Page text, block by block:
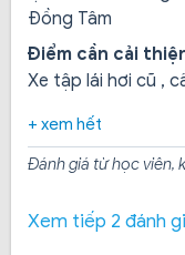
Mục tiêu đào tạo
Đồng Tâm
Đồng Tâm
Điểm cần cải
Xe tập lái hơi cũ ,
+ xem hết
Đánh giá từ học viên,
Xem tiếp 2 đánh